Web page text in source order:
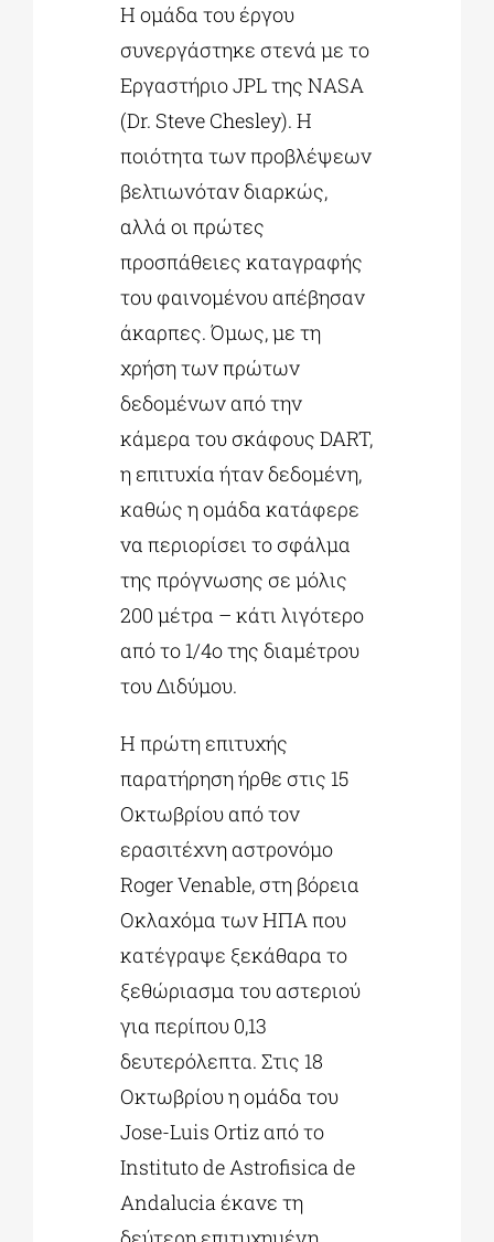
Η ομάδα του έργου
συνεργάστηκε στενά με το
Εργαστήριο JPL της NASA
(Dr. Steve Chesley). Η
ποιότητα των προβλέψεων
βελτιωνόταν διαρκώς,
αλλά οι πρώτες
προσπάθειες καταγραφής
του φαινομένου απέβησαν
άκαρπες. Όμως, με τη
χρήση των πρώτων
δεδομένων από την
κάμερα του σκάφους DART,
η επιτυχία ήταν δεδομένη,
καθώς η ομάδα κατάφερε
να περιορίσει το σφάλμα
της πρόγνωσης σε μόλις
200 μέτρα – κάτι λιγότερο
από το 1/4ο της διαμέτρου
του Διδύμου.
Η πρώτη επιτυχής
παρατήρηση ήρθε στις 15
Οκτωβρίου από τον
ερασιτέχνη αστρονόμο
Roger Venable, στη βόρεια
Οκλαχόμα των ΗΠΑ που
κατέγραψε ξεκάθαρα το
ξεθώριασμα του αστεριού
για περίπου 0,13
δευτερόλεπτα. Στις 18
Οκτωβρίου η ομάδα του
Jose-Luis Ortiz από το
Instituto de Astrofisica de
Andalucia έκανε τη